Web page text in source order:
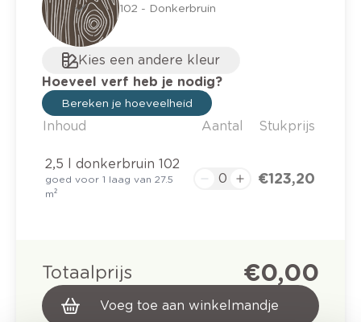
102 - Donkerbruin
Kies een andere kleur
Hoeveel verf heb je nodig?
Bereken je hoeveelheid
Inhoud Aantal Stukprijs
2,5 l donkerbruin 102
goed voor 1 laag van 27.5
m²
€ 123,20
Totaalprijs € 0,00
Voeg toe aan winkelmandje